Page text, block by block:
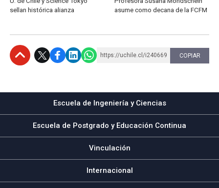
sellan histórica alianza
asume como decana de la FCFM
https://uchile.cl/i240669 COPIAR
Escuela de Ingeniería y Ciencias
Escuela de Postgrado y Educación Continua
Vinculación
Internacional